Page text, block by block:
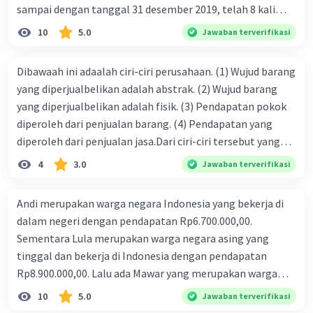
4. Kesalahan berhitung
Keakuratan menjadi hal paling penting dalam
proses akuntansi. Apalagi akuntansi
Anda, sehingga ketidakakuratan data tentu akan
merugikan Anda. Kesalahan saat berhitung pun
tidak hanya dapat terjadi pada pengusaha,
namun juga akuntan yang sudah berpengalaman.
Kesalahan berhitung mungkin saja terjadi saat
akuntan terburu-buru atau sedang lelah
sehingga tidak mampu mendeteksi kesalahan
Sebaiknya Anda tidak menyepelekan kesalahan
berhitung ini. Karena jika kesalahan saat
berhitung digabungkan dengan kesalahan saat
input dan rekonsiliasi, maka akan menjadi
kesalahan yang besar terhadap laporan
keuangan perusahaan. Jika kesalahan tersebut
tidak diketahui dalam kurun waktu yang cukup
sampai dengan tanggal 31 desember 2019, telah 8 kali
terbit. 4. gaji terutang untuk periode berjalan sebesar
Rp800.000,00 dari data di atas, pencatatan jurnal pembalik
10 5.0 Jawaban terverifikasi
Dibawaah ini adaalah ciri-ciri perusahaan. (1) Wujud barang
yang diperjualbelikan adalah abstrak. (2) Wujud barang
yang diperjualbelikan adalah fisik. (3) Pendapatan pokok
diperoleh dari penjualan barang. (4) Pendapatan yang
diperoleh dari penjualan jasa.Dari ciri-ciri tersebut yang
merupakan ciri dari perusahaan dagang ditunjukan pada
nomor…. a. 1 dan 3 b. 3 dan 4 c. 2 dan 3 d. 1 dan 2 e. 2 dan 4
4 3.0 Jawaban terverifikasi
Andi merupakan warga negara Indonesia yang bekerja di
dalam negeri dengan pendapatan Rp6.700.000,00.
Sementara Lula merupakan warga negara asing yang
tinggal dan bekerja di Indonesia dengan pendapatan
Rp8.900.000,00. Lalu ada Mawar yang merupakan warga
negara Indonesia yang tinggal dan bekerja di luar negeri
dengan pendapatan Rp11.000.000,00. Hitunglah PNB
10 5.0 Jawaban terverifikasi